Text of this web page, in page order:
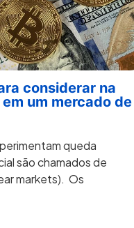
considerar na
um mercado de
queda
são chamados de
markets). Os